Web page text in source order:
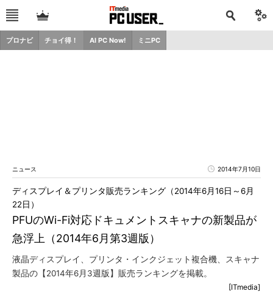
プロナビ チョイ得！ AI PC Now! ミニPC
ニュース 2014年7月10日
PFUのWi-Fi対応ドキュメントスキャナの新製品が
急浮上（2014年6月第3週版）
ディスプレイ＆プリンタ販売ランキング（2014年6月16日～6月
22日）
液晶ディスプレイ、プリンタ・インクジェット複合機、スキャナ
製品の【2014年6月3週版】販売ランキングを掲載。
[ITmedia]